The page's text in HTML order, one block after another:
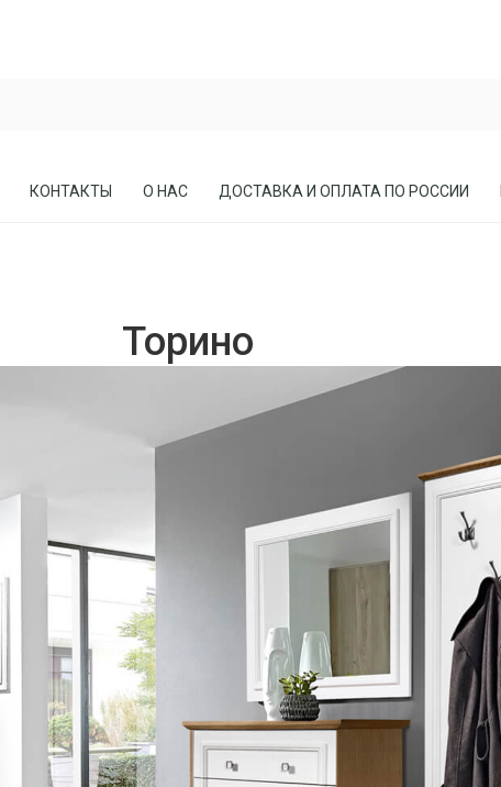
КАБИНЕТЫ, БИБЛИОТЕКИ
МЕБЕЛЬ В СТИЛЕ ЛОФТ
МАТРАСЫ
КОНТАКТЫ О НАС ДОСТАВКА И ОПЛАТА ПО РОССИИ
Торино